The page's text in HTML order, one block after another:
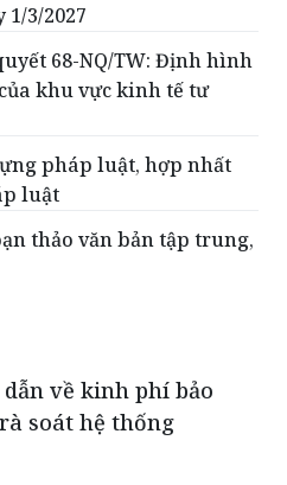
3/2027
68-NQ/TW: Định hình
khu vực kinh tế tư
pháp luật, hợp nhất
luật
thảo văn bản tập trung,
về kinh phí bảo
soát hệ thống